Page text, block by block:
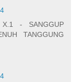
- SANGGUP
TANGGUNG